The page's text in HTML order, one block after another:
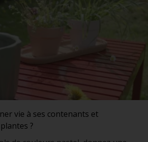
vie à ses contenants et
?